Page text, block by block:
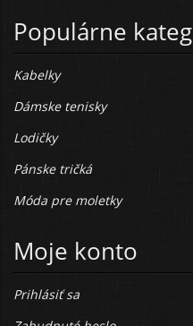
Populárne
Kabelky
Dámske tenisky
Lodičky
Pánske tričká
Móda pre moletky
Moje konto
Prihlásiť sa